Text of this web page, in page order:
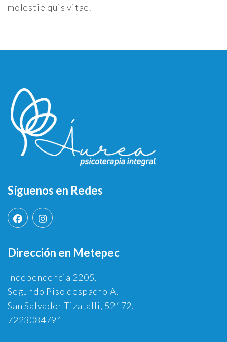
molestie quis vitae.
Síguenos en Redes
Dirección en Metepec
Independencia 2205,
Segundo Piso despacho A,
San Salvador Tizatalli, 52172,
7223084791